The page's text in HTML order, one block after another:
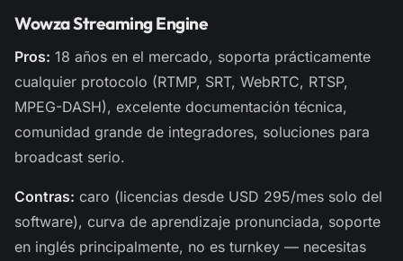
Wowza Streaming Engine
Pros: 18 años en el mercado, soporta prácticamente
cualquier protocolo (RTMP, SRT, WebRTC, RTSP,
MPEG-DASH), excelente documentación técnica,
comunidad grande de integradores, soluciones para
broadcast serio.
Contras: caro (licencias desde USD 295/mes solo del
software), curva de aprendizaje pronunciada, soporte
en inglés principalmente, no es turnkey — necesitas